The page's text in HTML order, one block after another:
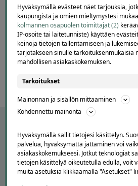
Lisätty
Page
Hyväksymällä evästeet näet tarjouksia,
kaupungista ja omien mieltymystesi
kolmannen osapuolen toimittajat (2)
IP-osoite tai laitetunniste) käyttäen
keinoja tietojen tallentamiseen ja
tarjotakseen sinulle tarkoituksenmukaisia
mahdollisen asiakaskokemuksen.
Tarkoitukset
Mainonnan ja sisällön mittaaminen
Kohdennettu mainonta
Hyväksymällä sallit tietojesi käsittelyn.
palvelua, hyväksymättä jättäminen voi
asiakaskokemukseesi. Jotkut teknologiat
tietojen käsittelyä oikeutetulla edulla, voit
muita asetuksia klikkaamalla "Asetukset"